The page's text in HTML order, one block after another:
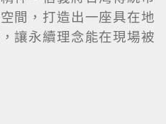
間，打造出一座具在地
讓永續理念能在現場被